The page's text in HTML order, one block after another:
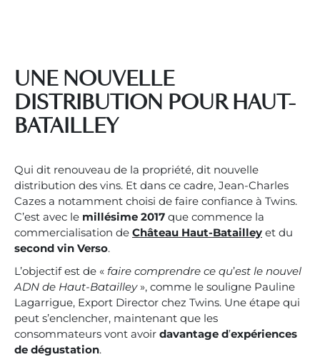
UNE NOUVELLE
DISTRIBUTION POUR HAUT-
BATAILLEY
Qui dit renouveau de la propriété, dit nouvelle
distribution des vins. Et dans ce cadre, Jean-Charles
Cazes a notamment choisi de faire confiance à Twins.
C’est avec le millésime 2017 que commence la
commercialisation de Château Haut-Batailley et du
second vin Verso.
L’objectif est de « faire comprendre ce qu’est le nouvel
ADN de Haut-Batailley», comme le souligne Pauline
Lagarrigue, Export Director chez Twins. Une étape qui
peut s’enclencher, maintenant que les
consommateurs vont avoir davantage d’expériences
de dégustation.